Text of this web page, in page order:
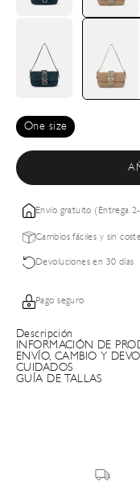
One size
Envío gratuito (Entrega
Cambios fáciles y sin
Devoluciones en 30 días
Pago seguro
Descripción
INFORMACIÓN DE
ENVÍO, CAMBIO Y
CUIDADOS
GUÍA DE TALLAS